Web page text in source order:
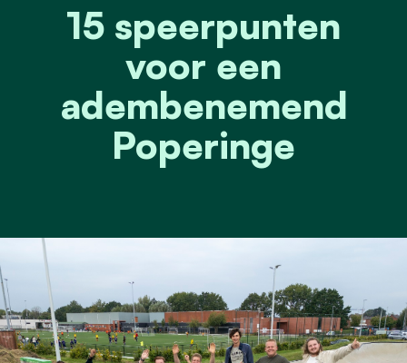
15 speerpunten
voor een
adembenemend
Poperinge